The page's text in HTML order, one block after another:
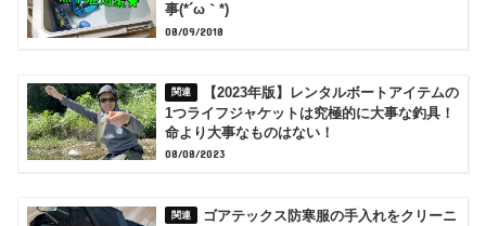
事(*´ω｀*)
08/09/2018
【2023年版】レンタルボートアイテムの
1つライフジャケットは究極的に大事な釣具！
命より大事なものはない！
08/08/2023
ゴアテックス防寒服の手入れをクリーニ